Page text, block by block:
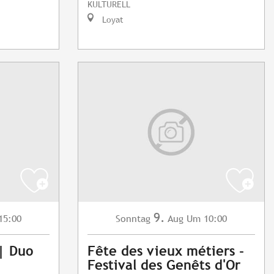
KULTURELL
Loyat
Duo
Sonntag 9. Aug Um 10:00
Fête des vieux métiers -
Festival des Genêts d'Or